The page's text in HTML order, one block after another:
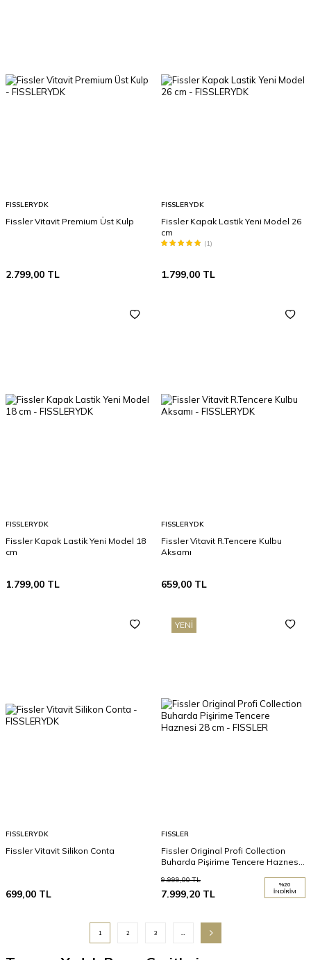
FISSLERYDK
Fissler Vitavit Premium Üst Kulp
2.799,00 TL
FISSLERYDK
Fissler Kapak Lastik Yeni Model 26
cm
(1)
1.799,00 TL
FISSLERYDK
Fissler Kapak Lastik Yeni Model 18
cm
1.799,00 TL
FISSLERYDK
Fissler Vitavit R.Tencere Kulbu
Aksamı
659,00 TL
FISSLERYDK
Fissler Vitavit Silikon Conta
699,00 TL
YENI
FISSLER
Fissler Original Profi Collection
Buharda Pişirime Tencere Haznesi
9.999,00TL
7.999,20 TL
%20
İNDIRIM
1 2 3 …